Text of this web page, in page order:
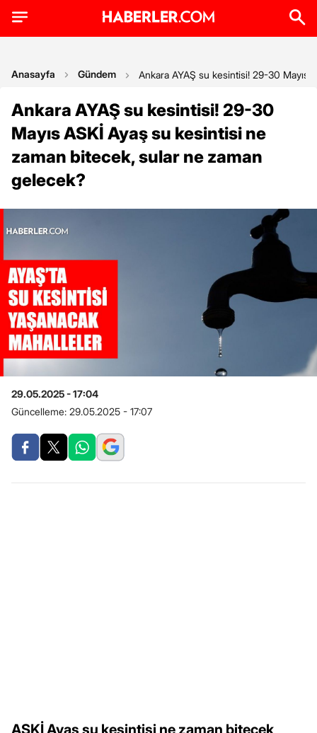
Anasayfa Gündem Ankara AYAŞ su kesintisi! 29-30 Mayıs
Ankara AYAŞ su kesintisi! 29-30
Mayıs ASKİ Ayaş su kesintisi ne
zaman bitecek, sular ne zaman
gelecek?
29.05.2025 - 17:04
Güncelleme: 29.05.2025 - 17:07
ASKİ Ayaş su kesintisi ne zaman bitecek